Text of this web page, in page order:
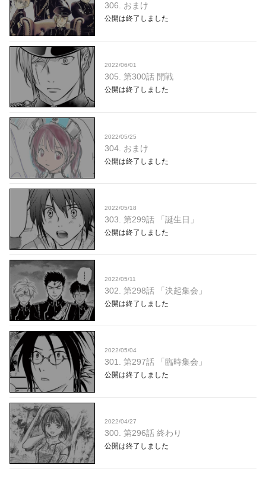
306. おまけ
公開は終了しました
2022/06/01
305. 第300話 開戦
公開は終了しました
2022/05/25
304. おまけ
公開は終了しました
2022/05/18
303. 第299話 「誕生日」
公開は終了しました
2022/05/11
302. 第298話 「決起集会」
公開は終了しました
2022/05/04
301. 第297話 「臨時集会」
公開は終了しました
2022/04/27
300. 第296話 終わり
公開は終了しました